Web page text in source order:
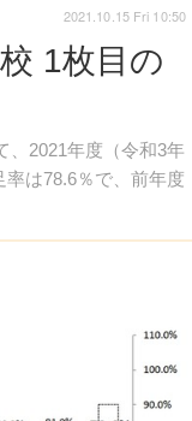
1枚目の
2021年度（令和3年
は78.6％で、前年度
2021.10.15 Fri 10:50